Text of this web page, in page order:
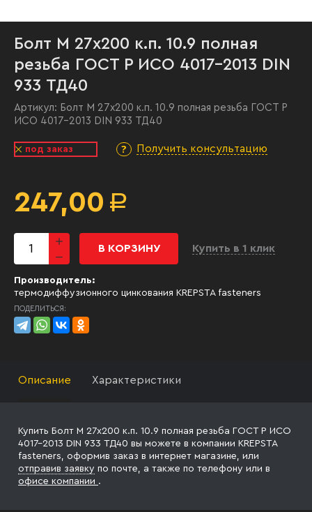
Болт М 27х200 к.п. 10.9 полная
резьба ГОСТ Р ИСО 4017-2013 DIN
933 ТД40
Артикул: Болт М 27х200 к.п. 10.9 полная резьба ГОСТ Р
ИСО 4017-2013 DIN 933 ТД40
под заказ Получить консультацию
247,00 Р
В КОРЗИНУ Купить в 1 клик
Производитель:
термодиффузионного цинкования KREPSTA fasteners
ПОДЕЛИТЬСЯ:
Описание Характеристики
Купить Болт М 27х200 к.п. 10.9 полная резьба ГОСТ Р ИСО
4017-2013 DIN 933 ТД40 вы можете в компании KREPSTA
fasteners, оформив заказ в интернет магазине, или
отправив заявку по почте, а также по телефону или в
офисе компании .